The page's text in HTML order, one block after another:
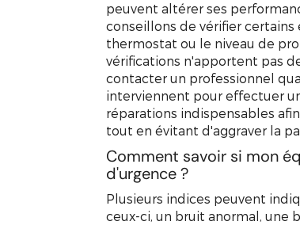
peuvent altérer ses
conseillons de vérifier
thermostat ou le niveau de
vérifications n'apportent pas
contacter un professionnel
interviennent pour effectuer
réparations indispensables
tout en évitant d'aggraver la
Comment savoir si mon
d'urgence ?
Plusieurs indices peuvent
ceux-ci, un bruit anormal, une